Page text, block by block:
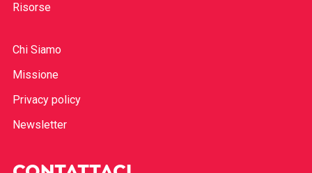
Risorse
Chi Siamo
Missione
Privacy policy
Newsletter